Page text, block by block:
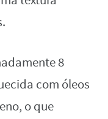
8
com óleos
o que